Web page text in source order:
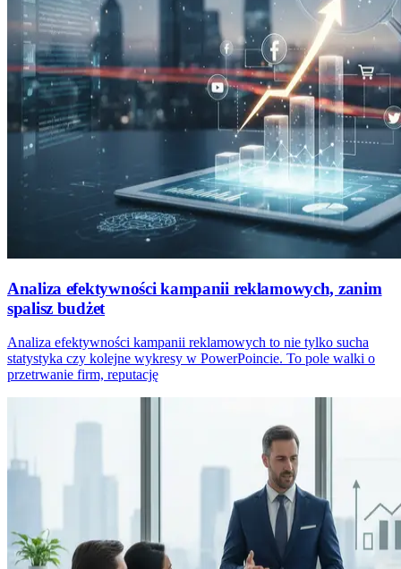
Analiza efektywności kampanii reklamowych, zanim
spalisz budżet
Analiza efektywności kampanii reklamowych to nie tylko sucha
statystyka czy kolejne wykresy w PowerPoincie. To pole walki o
przetrwanie firm, reputację